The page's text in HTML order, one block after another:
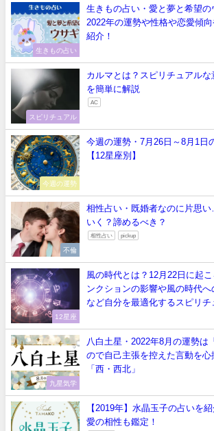
生きもの占い
生きもの占い・愛と夢と希望
2022年の運勢や性格や恋愛傾
紹介！
スピリチュアル
カルマとは？スピリチュアル
を簡単に解説
AC
今週の運勢
今週の運勢・7月26日～8月1日
【12星座別】
不倫
相性占い・既婚者なのに片思
いく？諦めるべき？
相性占い pickup
12星座
風の時代とは？12月22日に起
ンクションの影響や風の時代
など自分を最適化するスピリチ
九星気学
八白土星・2022年8月の運勢は
ので自己主張を控えた言動を心
「西・西北」
【2019年】水晶玉子の占いを
愛の相性も鑑定！